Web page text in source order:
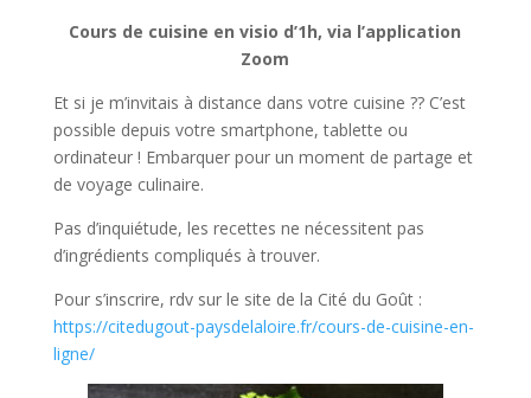
Cours de cuisine en visio d’1h, via l’application
Zoom
Et si je m’invitais à distance dans votre cuisine ?? C’est
possible depuis votre smartphone, tablette ou
ordinateur ! Embarquer pour un moment de partage et
de voyage culinaire.
Pas d’inquiétude, les recettes ne nécessitent pas
d’ingrédients compliqués à trouver.
Pour s’inscrire, rdv sur le site de la Cité du Goût :
https://citedugout-paysdelaloire.fr/cours-de-cuisine-en-
ligne/